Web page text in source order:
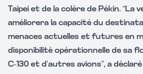
Taipei et de la colère de Pékin. “La
améliorera la capacité du
menaces actuelles et futures en
disponibilité opérationnelle de sa
C-130 et d’autres avions”, a